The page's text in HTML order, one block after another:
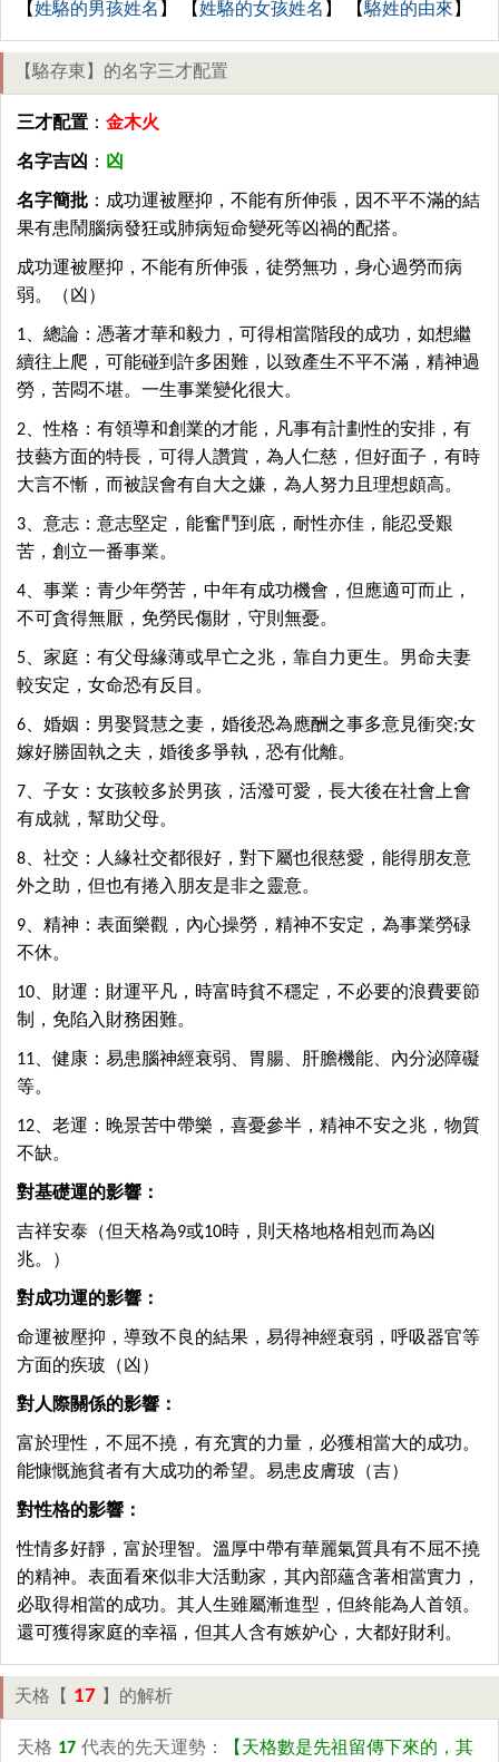
【姓駱的男孩姓名 】 【姓駱的女孩姓名 】 【駱姓的由來 】
【駱存東】的名字三才配置
三才配置 ： 金木火
名字吉凶 ： 凶
名字簡批 ：成功運被壓抑，不能有所伸張，因不平不滿的結
果有患鬧腦病發狂或肺病短命變死等凶禍的配搭。
成功運被壓抑，不能有所伸張，徒勞無功，身心過勞而病
弱。（凶）
1、總論：憑著才華和毅力，可得相當階段的成功，如想繼
續往上爬，可能碰到許多困難，以致產生不平不滿，精神過
勞，苦悶不堪。一生事業變化很大。
2、性格：有領導和創業的才能，凡事有計劃性的安排，有
技藝方面的特長，可得人讚賞，為人仁慈，但好面子，有時
大言不慚，而被誤會有自大之嫌，為人努力且理想頗高。
3、意志：意志堅定，能奮鬥到底，耐性亦佳，能忍受艱
苦，創立一番事業。
4、事業：青少年勞苦，中年有成功機會，但應適可而止，
不可貪得無厭，免勞民傷財，守則無憂。
5、家庭：有父母緣薄或早亡之兆，靠自力更生。男命夫妻
較安定，女命恐有反目。
6、婚姻：男娶賢慧之妻，婚後恐為應酬之事多意見衝突;女
嫁好勝固執之夫，婚後多爭執，恐有仳離。
7、子女：女孩較多於男孩，活潑可愛，長大後在社會上會
有成就，幫助父母。
8、社交：人緣社交都很好，對下屬也很慈愛，能得朋友意
外之助，但也有捲入朋友是非之靈意。
9、精神：表面樂觀，內心操勞，精神不安定，為事業勞碌
不休。
10、財運：財運平凡，時富時貧不穩定，不必要的浪費要節
制，免陷入財務困難。
11、健康：易患腦神經衰弱、胃腸、肝膽機能、內分泌障礙
等。
12、老運：晚景苦中帶樂，喜憂參半，精神不安之兆，物質
不缺。
對基礎運的影響：
吉祥安泰（但天格為9或10時，則天格地格相剋而為凶
兆。）
對成功運的影響：
命運被壓抑，導致不良的結果，易得神經衰弱，呼吸器官等
方面的疾玻（凶）
對人際關係的影響：
富於理性，不屈不撓，有充實的力量，必獲相當大的成功。
能慷慨施貧者有大成功的希望。易患皮膚玻（吉）
對性格的影響：
性情多好靜，富於理智。溫厚中帶有華麗氣質具有不屈不撓
的精神。表面看來似非大活動家，其內部蘊含著相當實力，
必取得相當的成功。其人生雖屬漸進型，但終能為人首領。
還可獲得家庭的幸福，但其人含有嫉妒心，大都好財利。
天格【 17 】的解析
天格 17 代表的先天運勢： 【天格數是先祖留傳下來的，其